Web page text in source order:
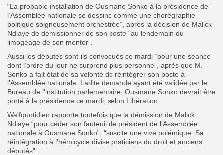
“La probable installation de Ousmane Sonko à la présidence de
l’Assemblée nationale se dessine comme une chorégraphie
politique soigneusement orchestrée”, après la décision de Malick
Ndiaye de démissionner de son poste “au lendemain du
limogeage de son mentor”.
Aussi les députés sont-ils convoqués ce mardi “pour une séance
dont l’ordre du jour ne surprend plus personne”, après que M.
Sonko a fait état de sa volonté de réintégrer son poste à
l’Assemblée nationale. Ladite demande ayant été validée par le
Bureau de l’institution parlementaire, Ousmane Sonko devrait être
porté à la présidence ce mardi, selon Libération.
Walfquotidien rapporte toutefois que la démission de Malick
Ndiaye “pour céder son fauteuil de président de l’Assemblée
nationale à Ousmane Sonko”, “suscite une vive polémique. Sa
réintégration à l’hémicycle divise praticiens du droit et anciens
députés”.